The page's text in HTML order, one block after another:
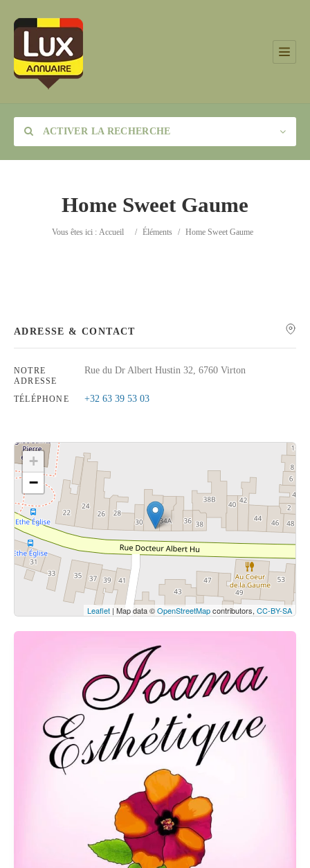
ACTIVER LA RECHERCHE
Catégorie
Home Sweet Gaume
Vous êtes ici : Accueil / Éléments / Home Sweet Gaume
ADRESSE & CONTACT
NOTRE
ADRESSE
Rue du Dr Albert Hustin 32, 6760 Virton
TÉLÉPHONE +32 63 39 53 03
Cliquez sur le bouton pour afficher la carte.
Voir la carte
+
−
Leaflet | Map data ©OpenStreetMapcontributors, CC-BY-SA